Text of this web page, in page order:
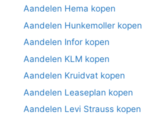
Aandelen Hema kopen
Aandelen Hunkemoller kopen
Aandelen Infor kopen
Aandelen KLM kopen
Aandelen Kruidvat kopen
Aandelen Leaseplan kopen
Aandelen Levi Strauss kopen